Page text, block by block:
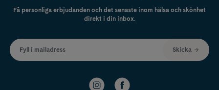
Få personliga erbjudanden och det senaste inom hälsa och skönhet
direkt i din inbox.
Fyll i mailadress Skicka